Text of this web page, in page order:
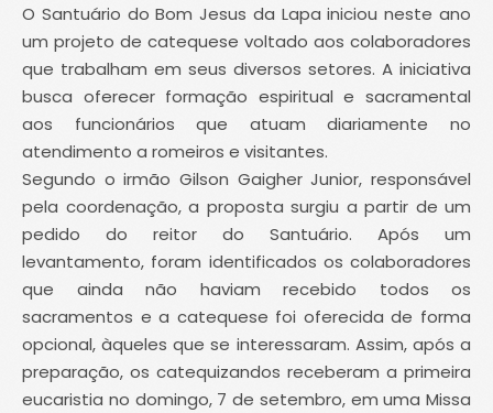
O Santuário do Bom Jesus da Lapa iniciou neste ano
um projeto de catequese voltado aos colaboradores
que trabalham em seus diversos setores. A iniciativa
busca oferecer formação espiritual e sacramental
aos funcionários que atuam diariamente no
atendimento a romeiros e visitantes.
Segundo o irmão Gilson Gaigher Junior, responsável
pela coordenação, a proposta surgiu a partir de um
pedido do reitor do Santuário. Após um
levantamento, foram identificados os colaboradores
que ainda não haviam recebido todos os
sacramentos e a catequese foi oferecida de forma
opcional, àqueles que se interessaram. Assim, após a
preparação, os catequizandos receberam a primeira
eucaristia no domingo, 7 de setembro, em uma Missa